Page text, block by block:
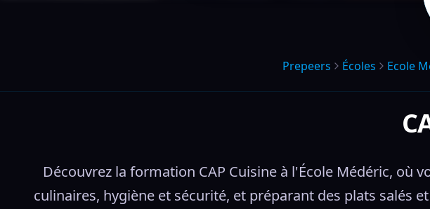
Prepeers Écoles Ecole
Découvrez la formation CAP Cuisine à l'École Médéric, où
culinaires, hygiène et sécurité, et préparant des plats salés